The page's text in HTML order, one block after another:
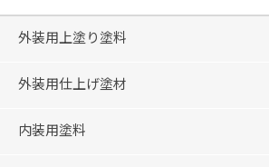
外装用上塗り塗料
外装用仕上げ塗材
内装用塗料